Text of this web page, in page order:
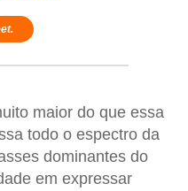
maior do que essa
todo o espectro da
dominantes do
em expressar